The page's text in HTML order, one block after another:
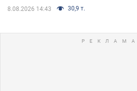
8.08.2026 14:43 30,9 т.